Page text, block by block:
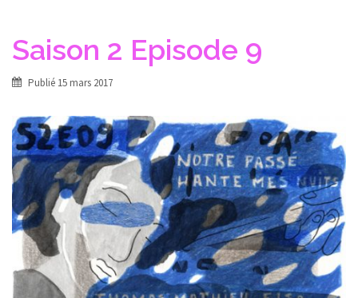
Saison 2 Episode 9
Publié 15 mars 2017